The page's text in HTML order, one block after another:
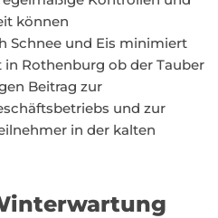
können
Schnee und Eis minimiert
Rothenburg ob der Tauber
Beitrag zur
und zur
in der kalten